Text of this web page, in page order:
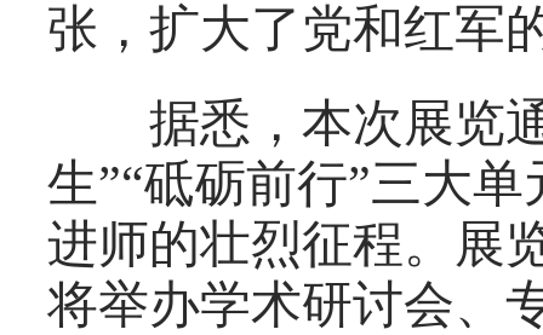
张，扩大了党和红军
据悉，本次展览通
生”“砥砺前行”三大
进师的壮烈征程。展
将举办学术研讨会、